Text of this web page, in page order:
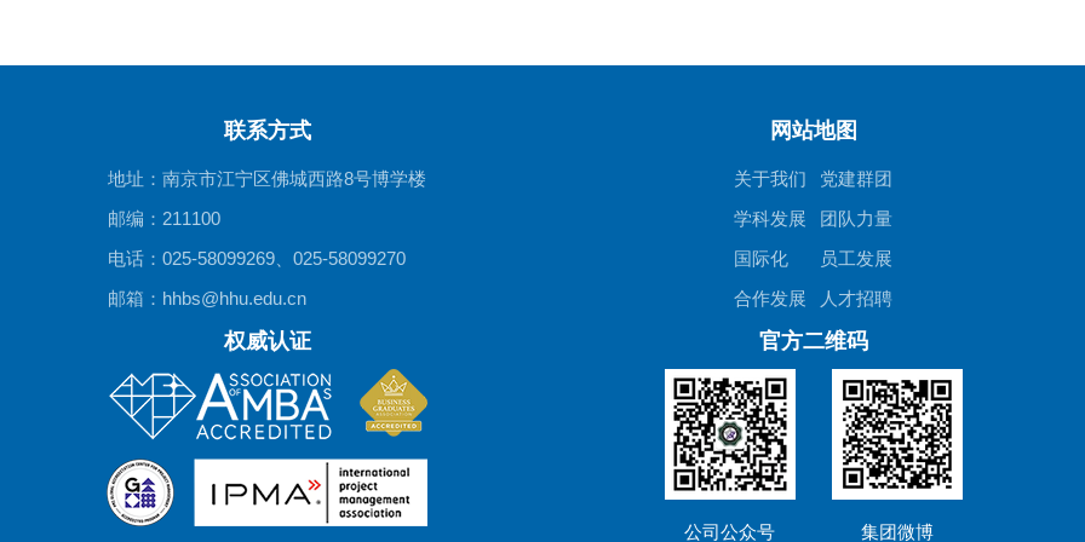
联系方式
地址：南京市江宁区佛城西路8号博学楼
邮编：211100
电话：025-58099269、025-58099270
邮箱：hhbs@hhu.edu.cn
网站地图
关于我们
党建群团
学科发展
团队力量
国际化
员工发展
合作发展
人才招聘
权威认证 官方二维码
公司公众号 集团微博